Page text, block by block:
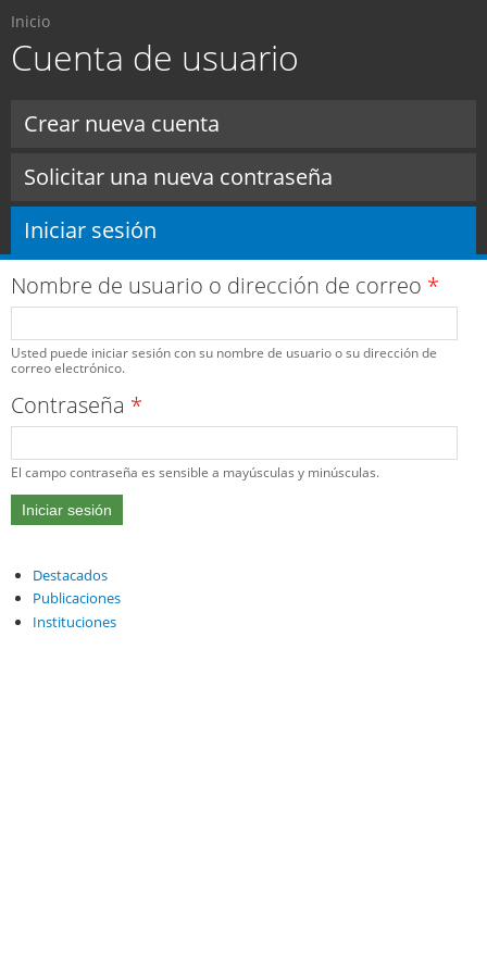
principal
Usted está aquí
Inicio
Cuenta de usuario
Crear nueva cuenta
Solicitar una nueva contraseña
Iniciar sesión
Nombre de usuario o dirección de correo *
Usted puede iniciar sesión con su nombre de usuario o su dirección de
correo electrónico.
Contraseña *
El campo contraseña es sensible a mayúsculas y minúsculas.
Destacados
Publicaciones
Instituciones